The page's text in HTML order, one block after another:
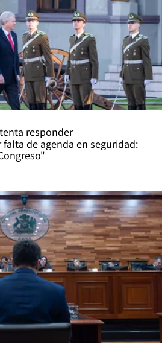
responder
de agenda en seguridad: